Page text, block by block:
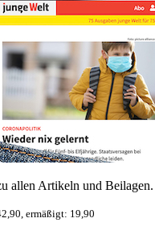
allen Artikeln und
ermäßigt: 19,90